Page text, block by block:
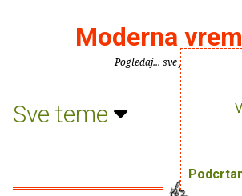
Moderna
Pogledaj... sve je puno knjiga.
Sve teme